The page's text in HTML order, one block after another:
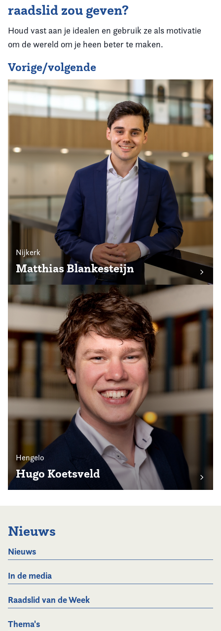
raadslid zou geven?
Houd vast aan je idealen en gebruik ze als motivatie
om de wereld om je heen beter te maken.
Vorige/volgende
Nijkerk
Matthias Blankesteijn
Hengelo
Hugo Koetsveld
Nieuws
Nieuws
In de media
Raadslid van de Week
Thema's